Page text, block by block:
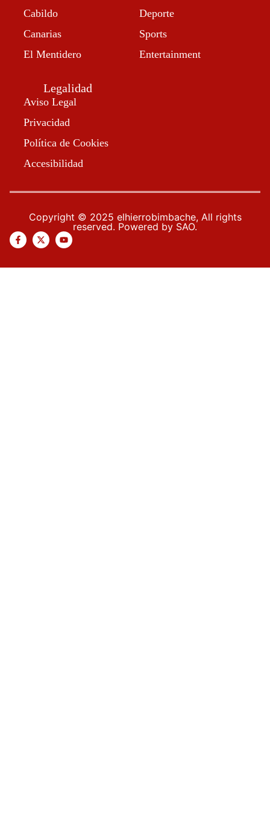
Cabildo
Canarias
El Mentidero
Deporte
Sports
Entertainment
Legalidad
Aviso Legal
Privacidad
Política de Cookies
Accesibilidad
Copyright © 2025 elhierrobimbache, All rights
reserved. Powered by SAO.